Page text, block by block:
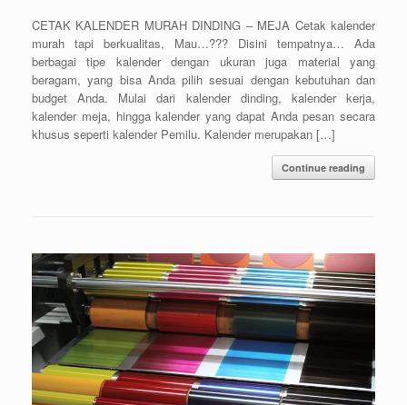
CETAK KALENDER MURAH DINDING – MEJA Cetak kalender
murah tapi berkualitas, Mau…??? Disini tempatnya… Ada
berbagai tipe kalender dengan ukuran juga material yang
beragam, yang bisa Anda pilih sesuai dengan kebutuhan dan
budget Anda. Mulai dari kalender dinding, kalender kerja,
kalender meja, hingga kalender yang dapat Anda pesan secara
khusus seperti kalender Pemilu. Kalender merupakan […]
Continue reading